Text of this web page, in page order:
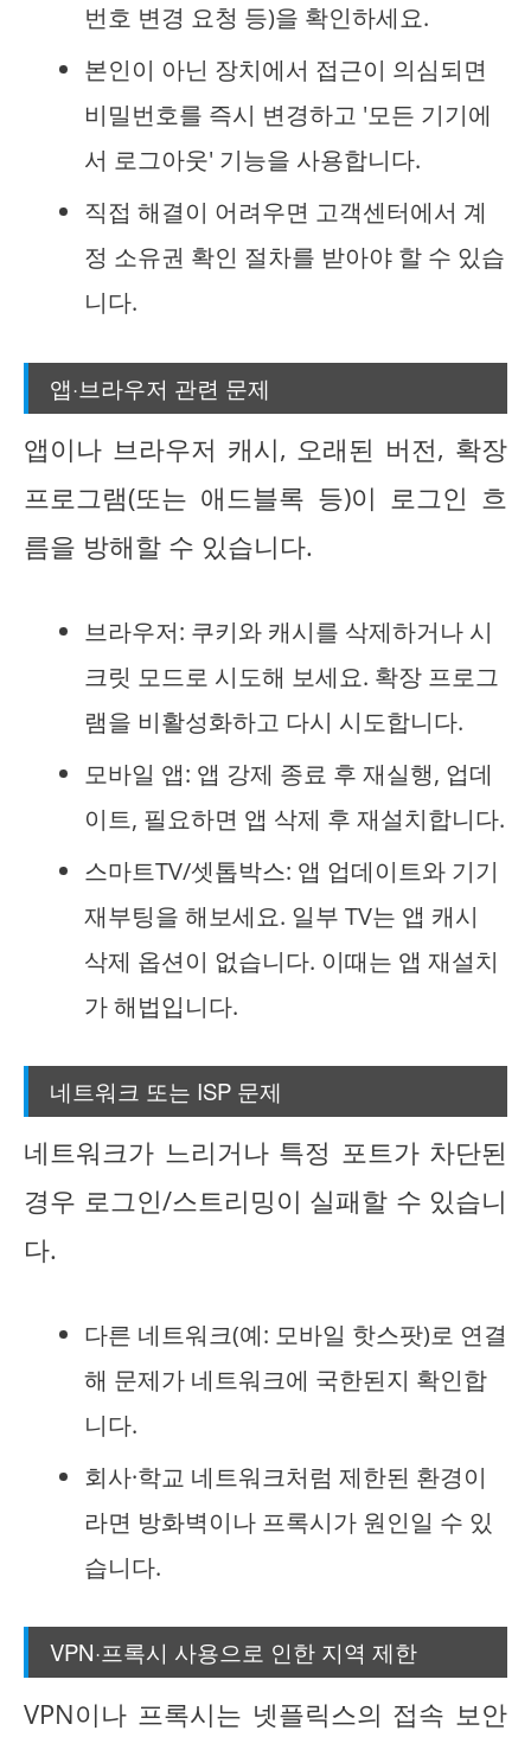
번호 변경 요청 등)을 확인하세요.
본인이 아닌 장치에서 접근이 의심되면
비밀번호를 즉시 변경하고 '모든 기기에
서 로그아웃' 기능을 사용합니다.
직접 해결이 어려우면 고객센터에서 계
정 소유권 확인 절차를 받아야 할 수 있습
니다.
앱·브라우저 관련 문제
앱이나 브라우저 캐시, 오래된 버전, 확장
프로그램(또는 애드블록 등)이 로그인 흐
름을 방해할 수 있습니다.
브라우저: 쿠키와 캐시를 삭제하거나 시
크릿 모드로 시도해 보세요. 확장 프로그
램을 비활성화하고 다시 시도합니다.
모바일 앱: 앱 강제 종료 후 재실행, 업데
이트, 필요하면 앱 삭제 후 재설치합니다.
스마트TV/셋톱박스: 앱 업데이트와 기기
재부팅을 해보세요. 일부 TV는 앱 캐시
삭제 옵션이 없습니다. 이때는 앱 재설치
가 해법입니다.
네트워크 또는 ISP 문제
네트워크가 느리거나 특정 포트가 차단된
경우 로그인/스트리밍이 실패할 수 있습니
다.
다른 네트워크(예: 모바일 핫스팟)로 연결
해 문제가 네트워크에 국한된지 확인합
니다.
회사·학교 네트워크처럼 제한된 환경이
라면 방화벽이나 프록시가 원인일 수 있
습니다.
VPN·프록시 사용으로 인한 지역 제한
VPN이나 프록시는 넷플릭스의 접속 보안